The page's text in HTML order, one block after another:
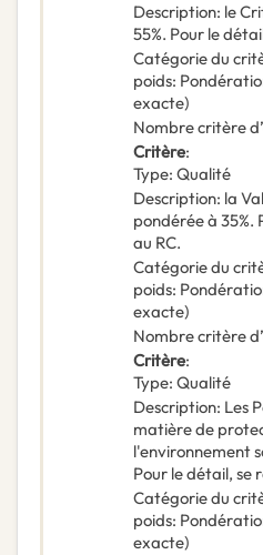
Description: le
55%. Pour le
Catégorie du
poids:
exacte)
Nombre critère
Critère:
Type: Qualité
Description: la
pondérée à 35%.
au RC.
Catégorie du
poids:
exacte)
Nombre critère
Critère:
Type: Qualité
Description: Les
matière de
l'environnement
Pour le détail, se
Catégorie du
poids:
exacte)